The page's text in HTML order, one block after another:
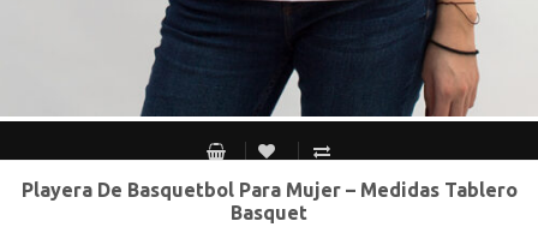
CH M G XG
Playera De Basquetbol Para Mujer – Medidas Tablero
Basquet